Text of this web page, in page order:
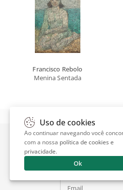
Francisco Rebolo
Menina Sentada
Quer receber
do Escritório
Nome Completo
Email
Uso de cookies
Ao continuar navegando você
com a nossa política de cookies e
privacidade.
Ok